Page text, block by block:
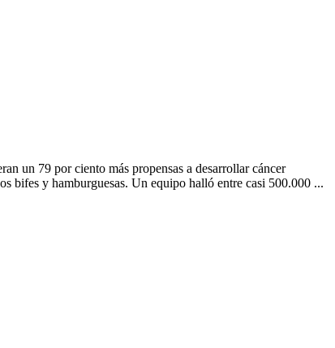
un 79 por ciento más propensas a desarrollar cáncer
bifes y hamburguesas. Un equipo halló entre casi 500.000 ...